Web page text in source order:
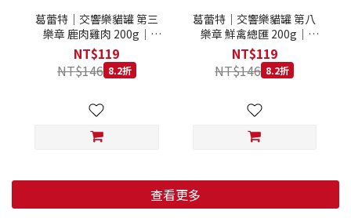
葛蕾特｜交響樂貓罐 第三
樂章 鹿肉雞肉 200g｜
GranataPet 200克 主食罐
無穀罐 無膠罐 主食貓罐 德
罐
NT$119
NT$146 8.2折
葛蕾特｜交響樂貓罐 第八
樂章 鮮禽總匯 200g｜
GranataPet 200克 主食罐
無穀罐 無膠罐 主食貓罐 德
罐
NT$119
NT$146 8.2折
查看更多